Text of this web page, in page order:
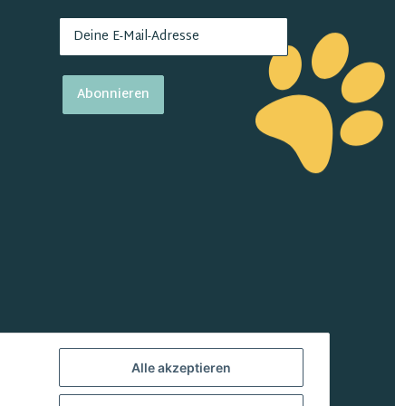
Abonnieren
Alle akzeptieren